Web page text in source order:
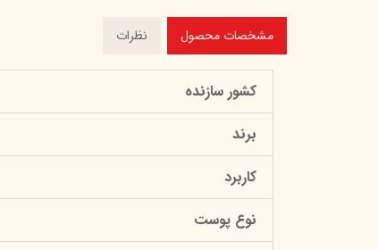
مشخصات محصول نظرات
کشور سازنده
برند
کاربرد
نوع پوست